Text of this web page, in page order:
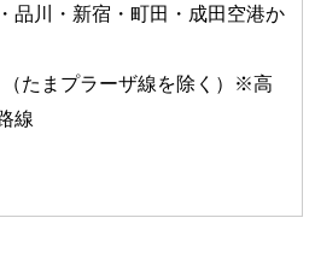
品川・新宿・町田・成田空港か
たまプラーザ線を除く）※高
線